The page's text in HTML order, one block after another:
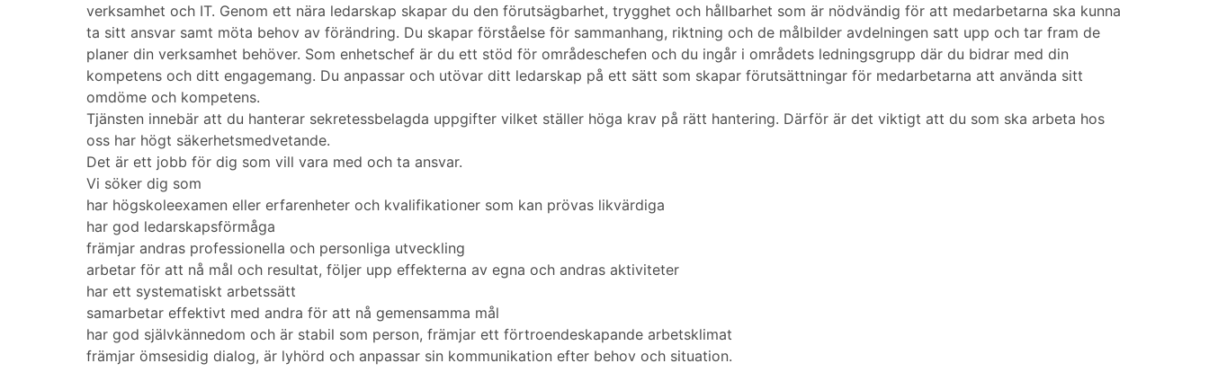
verksamhet och IT. Genom ett nära ledarskap skapar du den förutsägbarhet, trygghet och hållbarhet som är nödvändig för att medarbetarna ska kunna
ta sitt ansvar samt möta behov av förändring. Du skapar förståelse för sammanhang, riktning och de målbilder avdelningen satt upp och tar fram de
planer din verksamhet behöver. Som enhetschef är du ett stöd för områdeschefen och du ingår i områdets ledningsgrupp där du bidrar med din
kompetens och ditt engagemang. Du anpassar och utövar ditt ledarskap på ett sätt som skapar förutsättningar för medarbetarna att använda sitt
omdöme och kompetens.
Tjänsten innebär att du hanterar sekretessbelagda uppgifter vilket ställer höga krav på rätt hantering. Därför är det viktigt att du som ska arbeta hos
oss har högt säkerhetsmedvetande.
Det är ett jobb för dig som vill vara med och ta ansvar.
Vi söker dig som
har högskoleexamen eller erfarenheter och kvalifikationer som kan prövas likvärdiga
har god ledarskapsförmåga
främjar andras professionella och personliga utveckling
arbetar för att nå mål och resultat, följer upp effekterna av egna och andras aktiviteter
har ett systematiskt arbetssätt
samarbetar effektivt med andra för att nå gemensamma mål
har god självkännedom och är stabil som person, främjar ett förtroendeskapande arbetsklimat
främjar ömsesidig dialog, är lyhörd och anpassar sin kommunikation efter behov och situation.